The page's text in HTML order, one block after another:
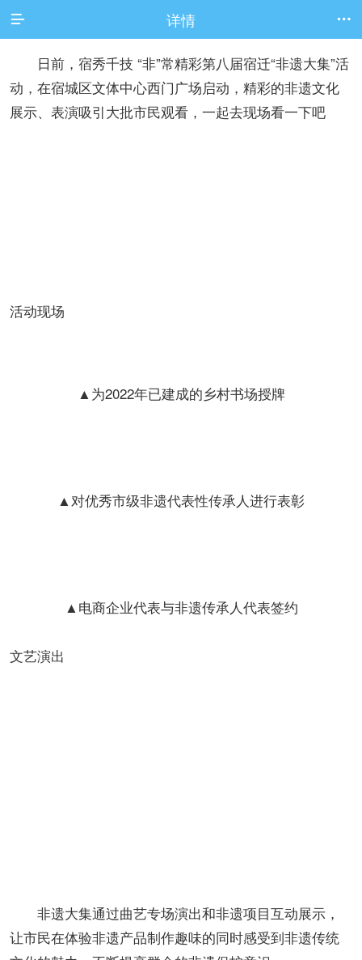
 详情 
日前，宿秀千技 “非”常精彩第八届宿迁“非遗大集”活
动，在宿城区文体中心西门广场启动，精彩的非遗文化
展示、表演吸引大批市民观看，一起去现场看一下吧
活动现场
▲为2022年已建成的乡村书场授牌
▲对优秀市级非遗代表性传承人进行表彰
▲电商企业代表与非遗传承人代表签约
文艺演出
非遗大集通过曲艺专场演出和非遗项目互动展示，
让市民在体验非遗产品制作趣味的同时感受到非遗传统